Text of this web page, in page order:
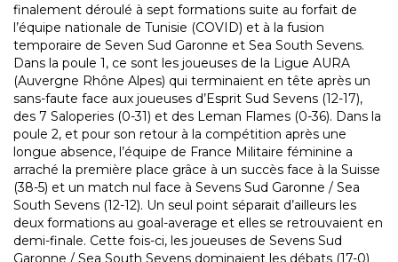
finalement déroulé à sept formations suite au forfait de
l’équipe nationale de Tunisie (COVID) et à la fusion
temporaire de Seven Sud Garonne et Sea South Sevens.
Dans la poule 1, ce sont les joueuses de la Ligue AURA
(Auvergne Rhône Alpes) qui terminaient en tête après un
sans-faute face aux joueuses d’Esprit Sud Sevens (12-17),
des 7 Saloperies (0-31) et des Leman Flames (0-36). Dans la
poule 2, et pour son retour à la compétition après une
longue absence, l’équipe de France Militaire féminine a
arraché la première place grâce à un succès face à la Suisse
(38-5) et un match nul face à Sevens Sud Garonne / Sea
South Sevens (12-12). Un seul point séparait d’ailleurs les
deux formations au goal-average et elles se retrouvaient en
demi-finale. Cette fois-ci, les joueuses de Sevens Sud